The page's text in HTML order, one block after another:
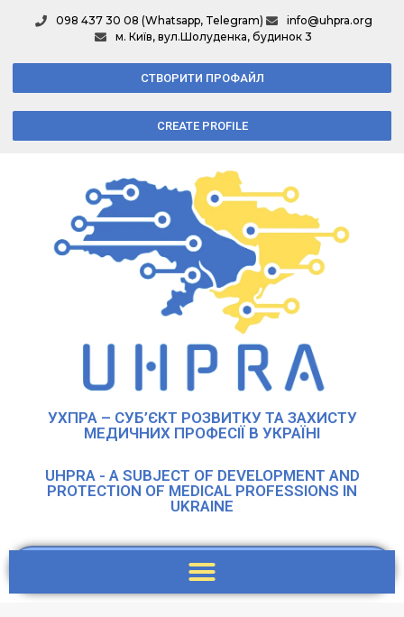
098 437 30 08 (Whatsapp, Telegram)
info@uhpra.org
м. Київ, вул.Шолуденка, будинок 3
СТВОРИТИ ПРОФАЙЛ
CREATE PROFILE
УХПРА – СУБ’ЄКТ РОЗВИТКУ ТА ЗАХИСТУ
МЕДИЧНИХ ПРОФЕСІЇ В УКРАЇНІ
UHPRA - A SUBJECT OF DEVELOPMENT AND
PROTECTION OF MEDICAL PROFESSIONS IN
UKRAINE